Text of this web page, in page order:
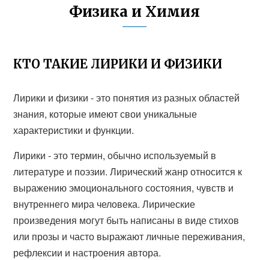
Физика и Химия
КТО ТАКИЕ ЛИРИКИ И ФИЗИКИ
Лирики и физики - это понятия из разных областей
знания, которые имеют свои уникальные
характеристики и функции.
Лирики - это термин, обычно используемый в
литературе и поэзии. Лирический жанр относится к
выражению эмоционального состояния, чувств и
внутреннего мира человека. Лирические
произведения могут быть написаны в виде стихов
или прозы и часто выражают личные переживания,
рефлексии и настроения автора.